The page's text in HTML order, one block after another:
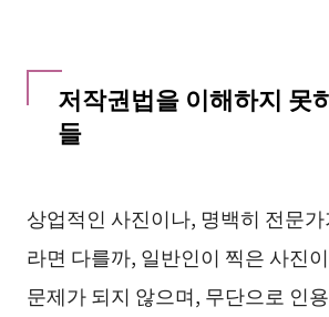
저작권법을 이해하지 못
들
상업적인 사진이나, 명백히 전문
라면 다를까, 일반인이 찍은 사진
문제가 되지 않으며, 무단으로 인